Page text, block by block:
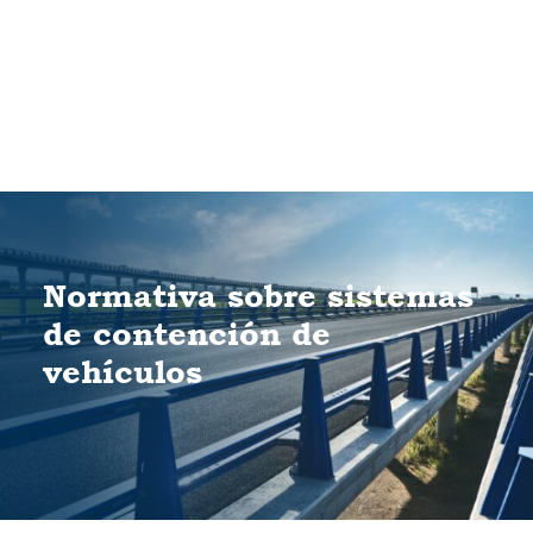
Normativa sobre sistemas
de contención de
vehículos